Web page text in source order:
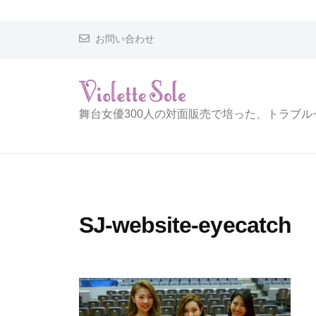
お問い合わせ
V
t
e
S
舞台女優300人の対面販売で培った、トラブ
SJ-website-eyecatch
t
t